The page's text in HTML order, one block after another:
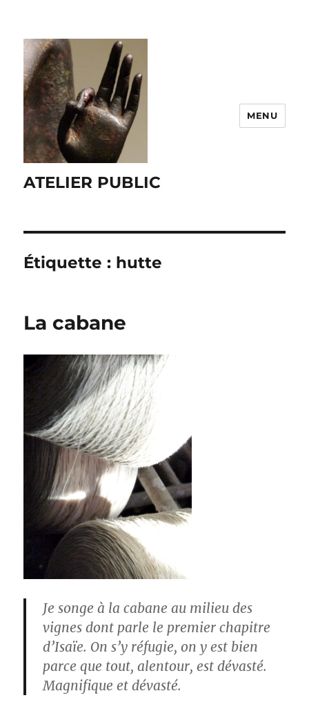
ATELIER PUBLIC
MENU
Étiquette : hutte
La cabane
Je songe à la cabane au milieu des
vignes dont parle le premier chapitre
d’Isaïe. On s’y réfugie, on y est bien
parce que tout, alentour, est dévasté.
Magnifique et dévasté.